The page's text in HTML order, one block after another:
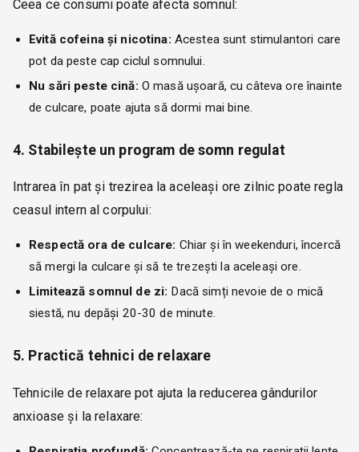
Ceea ce consumi poate afecta somnul:
Evită cofeina și nicotina: Acestea sunt stimulantori care
pot da peste cap ciclul somnului.
Nu sări peste cină: O masă ușoară, cu câteva ore înainte
de culcare, poate ajuta să dormi mai bine.
4. Stabilește un program de somn regulat
Intrarea în pat și trezirea la aceleași ore zilnic poate regla
ceasul intern al corpului:
Respectă ora de culcare: Chiar și în weekenduri, încercă
să mergi la culcare și să te trezești la aceleași ore.
Limitează somnul de zi: Dacă simți nevoie de o mică
siestă, nu depăși 20-30 de minute.
5. Practică tehnici de relaxare
Tehnicile de relaxare pot ajuta la reducerea gândurilor
anxioase și la relaxare: